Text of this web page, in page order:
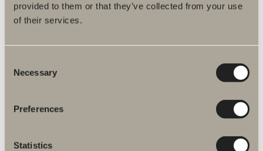
provided to them or that they’ve collected from your use
of their services.
Selection
Necessary
Preferences
Statistics
Produktbeskrivelse
Monteringsanvisninger